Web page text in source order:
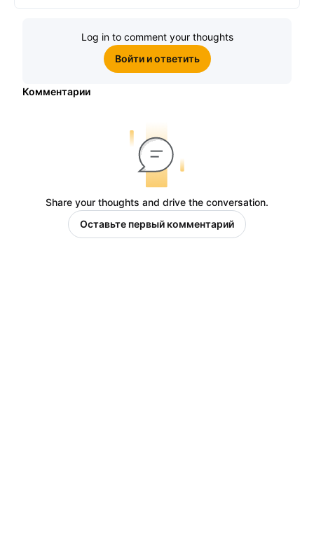
Log in to comment your thoughts
Войти и ответить
Комментарии
Share your thoughts and drive the conversation.
Оставьте первый комментарий